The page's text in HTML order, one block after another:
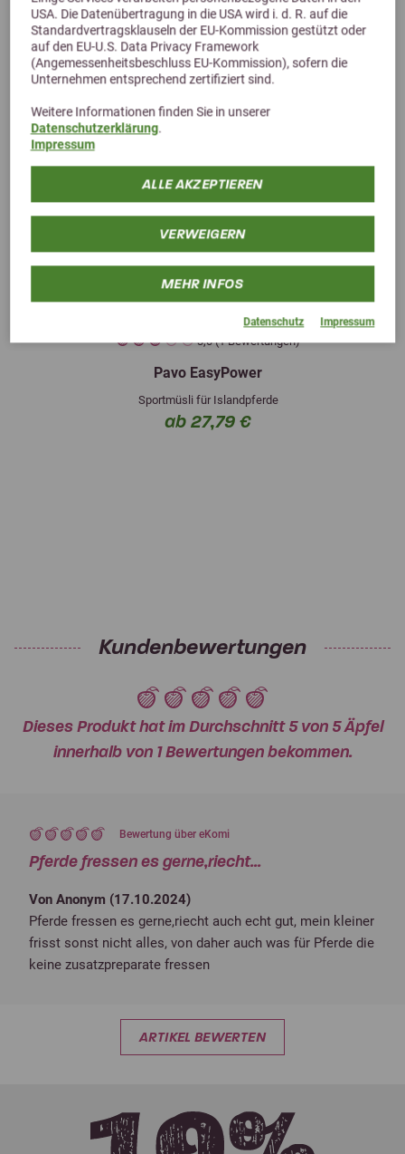
USA. Die Datenübertragung in die USA wird i. d. R. auf die
Standardvertragsklauseln der EU-Kommission gestützt oder
auf den EU-U.S. Data Privacy Framework
(Angemessenheitsbeschluss EU-Kommission), sofern die
Unternehmen entsprechend zertifiziert sind.
Weitere Informationen finden Sie in unserer
Datenschutzerklärung.
Impressum
ALLE AKZEPTIEREN
VERWEIGERN
MEHR INFOS
Datenschutz Impressum
3,0 (1 Bewertungen)
Pavo EasyPower
Sportmüsli für Islandpferde
ab 27,79 €
Kundenbewertungen
Dieses Produkt hat im Durchschnitt 5 von 5 Äpfel
innerhalb von 1 Bewertungen bekommen.
Bewertung über eKomi
Pferde fressen es gerne,riecht...
Von Anonym (17.10.2024)
Pferde fressen es gerne,riecht auch echt gut, mein kleiner
frisst sonst nicht alles, von daher auch was für Pferde die
keine zusatzpreparate fressen
ARTIKEL BEWERTEN